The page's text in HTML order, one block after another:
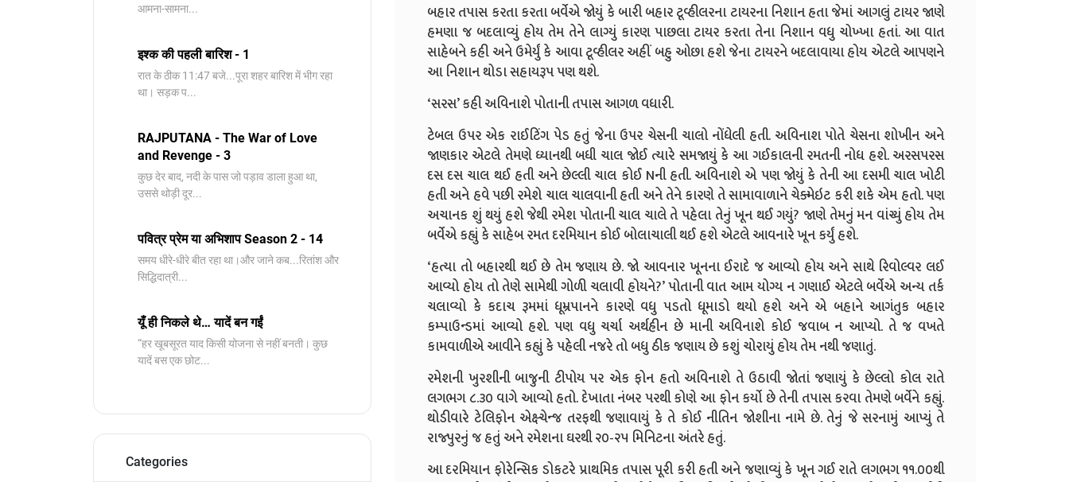
आमना-सामना...
इश्क की पहली बारिश - 1
रात के ठीक 11:47 बजे...पूरा शहर बारिश में भीग रहा
था। सड़क प...
RAJPUTANA - The War of Love
and Revenge - 3
कुछ देर बाद, नदी के पास जो पड़ाव डाला हुआ था,
उससे थोड़ी दूर...
पवित्र प्रेम या अभिशाप Season 2 - 14
समय धीरे-धीरे बीत रहा था।और जाने कब...रितांश और
सिद्धिदात्री...
यूँ ही निकले थे… यादें बन गईं
“हर खूबसूरत याद किसी योजना से नहीं बनती। कुछ
यादें बस एक छोट...
Categories
બહાર તપાસ કરતા કરતા બર્વેએ જોયું કે બારી બહાર ટૂવ્હીલરના ટાયરના નિશાન હતા જેમાં આગલું ટાયર જાણે
હમણા જ બદલાવ્યું હોય તેમ તેને લાગ્યું કારણ પાછલા ટાયર કરતા તેના નિશાન વધુ ચોખ્ખા હતાં. આ વાત
સાહેબને કહી અને ઉમેર્યું કે આવા ટૂવ્હીલર અહીં બહુ ઓછા હશે જેના ટાયરને બદલાવાયા હોય એટલે આપણને
આ નિશાન થોડા સહાયરૂપ પણ થશે.
‘સરસ’ કહી અવિનાશે પોતાની તપાસ આગળ વધારી.
ટેબલ ઉપર એક રાઈટિંગ પેડ હતું જેના ઉપર ચેસની ચાલો નોંધેલી હતી. અવિનાશ પોતે ચેસના શોખીન અને
જાણકાર એટલે તેમણે ધ્યાનથી બધી ચાલ જોઈ ત્યારે સમજાયું કે આ ગઈકાલની રમતની નોધ હશે. અરસપરસ
દસ દસ ચાલ થઈ હતી અને છેલ્લી ચાલ કોઈ Nની હતી. અવિનાશે એ પણ જોયું કે તેની આ દસમી ચાલ ખોટી
હતી અને હવે પછી રમેશે ચાલ ચાલવાની હતી અને તેને કારણે તે સામાવાળાને ચેક્મેઇટ કરી શકે એમ હતો. પણ
અચાનક શું થયું હશે જેથી રમેશ પોતાની ચાલ ચાલે તે પહેલા તેનું ખૂન થઈ ગયું? જાણે તેમનું મન વાંચ્યું હોય તેમ
બર્વેએ કહ્યું કે સાહેબ રમત દરમિયાન કોઈ બોલાચાલી થઈ હશે એટલે આવનારે ખૂન કર્યું હશે.
‘હત્યા તો બહારથી થઈ છે તેમ જણાય છે. જો આવનાર ખૂનના ઈરાદે જ આવ્યો હોય અને સાથે રિવોલ્વર લઈ
આવ્યો હોય તો તેણે સામેથી ગોળી ચલાવી હોયને?’ પોતાની વાત આમ યોગ્ય ન ગણાઈ એટલે બર્વેએ અન્ય તર્ક
ચલાવ્યો કે કદાચ રૂમમાં ધૂમ્રપાનને કારણે વધુ પડતો ધૂમાડો થયો હશે અને એ બહાને આગંતુક બહાર
કમ્પાઉન્ડમાં આવ્યો હશે. પણ વધુ ચર્ચા અર્થહીન છે માની અવિનાશે કોઈ જવાબ ન આપ્યો. તે જ વખતે
કામવાળીએ આવીને કહ્યું કે પહેલી નજરે તો બધુ ઠીક જણાય છે કશું ચોરાયું હોય તેમ નથી જણાતું.
રમેશની ખુરશીની બાજુની ટીપોય પર એક ફોન હતો અવિનાશે તે ઉઠાવી જોતાં જણાયું કે છેલ્લો કોલ રાતે
લગભગ ૮.૩૦ વાગે આવ્યો હતો. દેખાતા નંબર પરથી કોણે આ ફોન કર્યો છે તેની તપાસ કરવા તેમણે બર્વેને કહ્યું.
થોડીવારે ટેલિફોન એક્ષ્ચેન્જ તરફથી જણાવાયું કે તે કોઈ નીતિન જોશીના નામે છે. તેનું જે સરનામું આપ્યું તે
રાજ્પુરનું જ હતું અને રમેશના ઘરથી ૨૦-૨૫ મિનિટના અંતરે હતું.
આ દરમિયાન ફોરેન્સિક ડોકટરે પ્રાથમિક તપાસ પૂરી કરી હતી અને જણાવ્યું કે ખૂન ગઈ રાતે લગભગ ૧૧.૦૦થી